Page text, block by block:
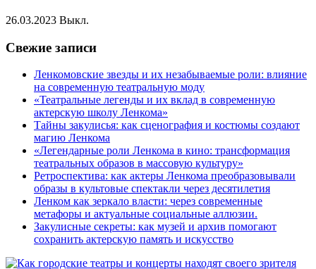
26.03.2023 Выкл.
Свежие записи
Ленкомовские звезды и их незабываемые роли: влияние
на современную театральную моду
«Театральные легенды и их вклад в современную
актерскую школу Ленкома»
Тайны закулисья: как сценография и костюмы создают
магию Ленкома
«Легендарные роли Ленкома в кино: трансформация
театральных образов в массовую культуру»
Ретроспектива: как актеры Ленкома преобразовывали
образы в культовые спектакли через десятилетия
Ленком как зеркало власти: через современные
метафоры и актуальные социальные аллюзии.
Закулисные секреты: как музей и архив помогают
сохранить актерскую память и искусство